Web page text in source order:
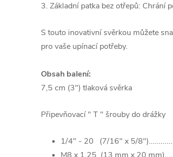
3. Základní patka bez otřepů: Chrání
S touto inovativní svěrkou můžete
pro vaše upínací potřeby.
Obsah balení:
7,5 cm (3") tlaková svěrka
Připevňovací " T " šrouby do drážky
1/4" - 20 (7/16" x 5/